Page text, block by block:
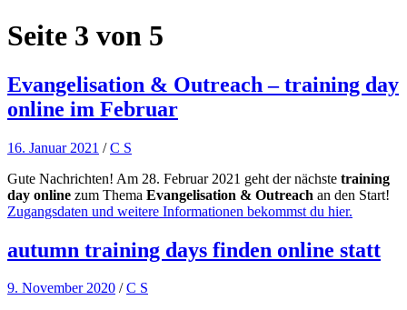
Seite 3 von 5
Evangelisation & Outreach – training day
online im Februar
16. Januar 2021 /C S
Gute Nachrichten! Am 28. Februar 2021 geht der nächste training
day online zum Thema Evangelisation & Outreach an den Start!
Zugangsdaten und weitere Informationen bekommst du hier.
autumn training days finden online statt
9. November 2020 /C S